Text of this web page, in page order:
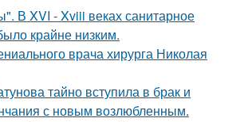
В XVI - Xviii веках санитарное
крайне низким.
врача хирурга Николая
тайно вступила в брак и
с новым возлюбленным.